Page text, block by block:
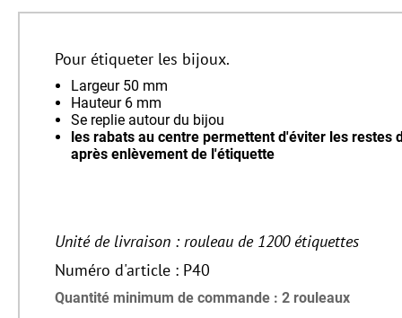
Pour étiqueter les bijoux.
Largeur 50 mm
Hauteur 6 mm
Se replie autour du bijou
les rabats au centre permettent d'éviter les restes
après enlèvement de l'étiquette
Unité de livraison : rouleau de 1200 étiquettes
Numéro d'article : P40
Quantité minimum de commande : 2 rouleaux